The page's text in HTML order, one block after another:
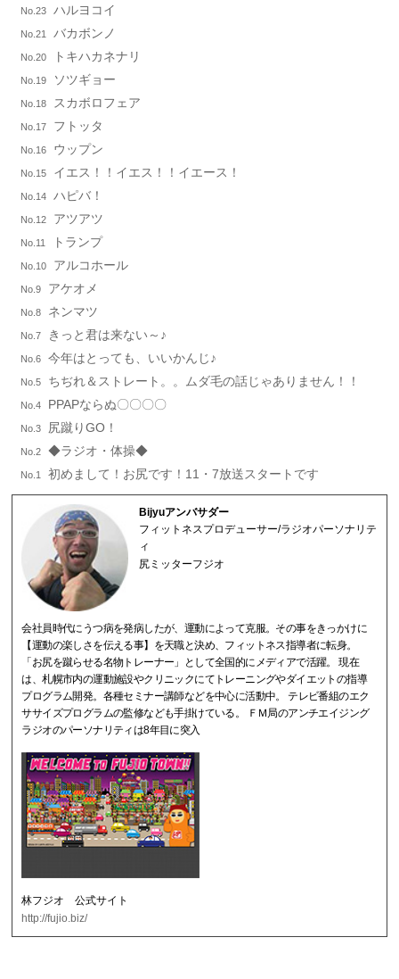
No.23 ハルヨコイ
No.21 バカボンノ
No.20 トキハカネナリ
No.19 ソツギョー
No.18 スカボロフェア
No.17 フトッタ
No.16 ウップン
No.15 イエス！！イエス！！イエース！
No.14 ハピバ！
No.12 アツアツ
No.11 トランプ
No.10 アルコホール
No.9 アケオメ
No.8 ネンマツ
No.7 きっと君は来ない～♪
No.6 今年はとっても、いいかんじ♪
No.5 ちぢれ＆ストレート。。ムダ毛の話じゃありません！！
No.4 PPAPならぬ〇〇〇〇
No.3 尻蹴りGO！
No.2 ◆ラジオ・体操◆
No.1 初めまして！お尻です！11・7放送スタートです
Bijyuアンバサダー
フィットネスプロデューサー/ラジオパーソナリテ
ィ
尻ミッターフジオ
会社員時代にうつ病を発病したが、運動によって克服。その事をきっかけに
【運動の楽しさを伝える事】を天職と決め、フィットネス指導者に転身。
「お尻を蹴らせる名物トレーナー」として全国的にメディアで活躍。 現在
は、札幌市内の運動施設やクリニックにてトレーニングやダイエットの指導
プログラム開発。各種セミナー講師などを中心に活動中。 テレビ番組のエク
ササイズプログラムの監修なども手掛けている。 ＦＭ局のアンチエイジング
ラジオのパーソナリティは8年目に突入
林フジオ 公式サイト
http://fujio.biz/